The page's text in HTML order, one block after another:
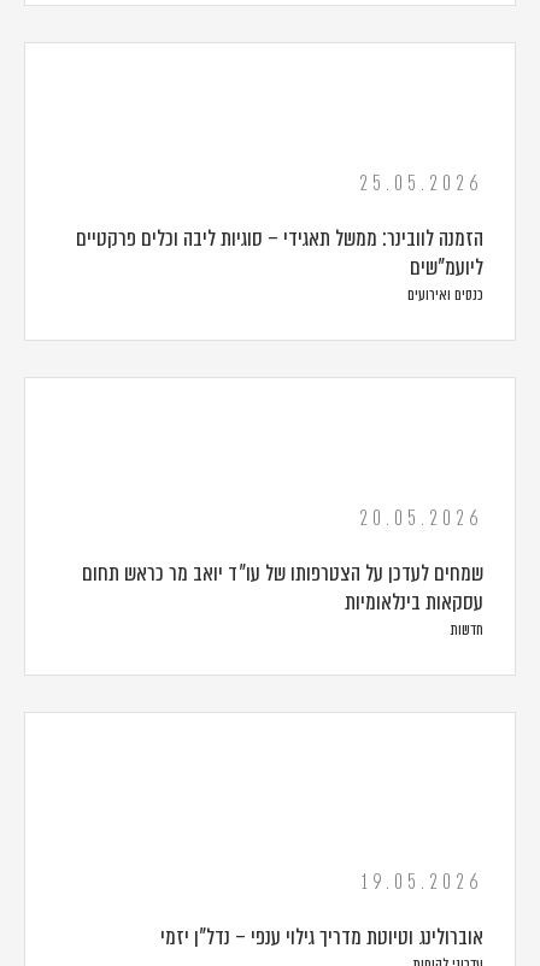
25.05.2026
הזמנה לוובינר: ממשל תאגידי – סוגיות ליבה וכלים פרקטיים
ליועמ"שים
כנסים ואירועים
20.05.2026
שמחים לעדכן על הצטרפותו של עו״ד יואב מר כראש תחום
עסקאות בינלאומיות
חדשות
19.05.2026
אוברולינג וטיוטת מדריך גילוי ענפי – נדל"ן יזמי